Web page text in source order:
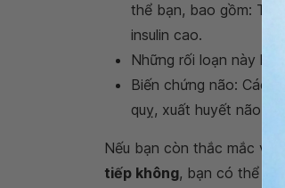
thể bạn, bao gồm:
insulin cao.
Những rối loạn này
Biến chứng não: Các
quỵ, xuất huyết não,
Nếu bạn còn thắc mắc về
tiếp không, bạn có thể